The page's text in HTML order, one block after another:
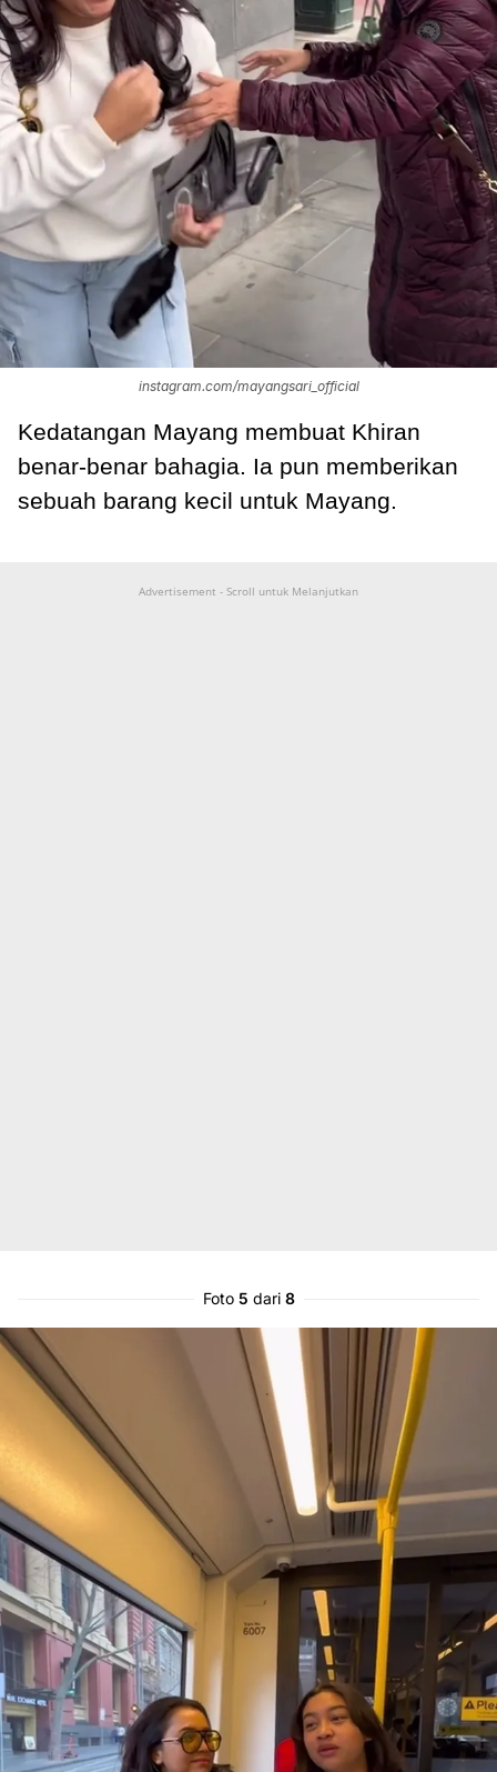
instagram.com/mayangsari_official
Kedatangan Mayang membuat Khiran
benar-benar bahagia. Ia pun memberikan
sebuah barang kecil untuk Mayang.
Advertisement - Scroll untuk Melanjutkan
Foto 5 dari 8